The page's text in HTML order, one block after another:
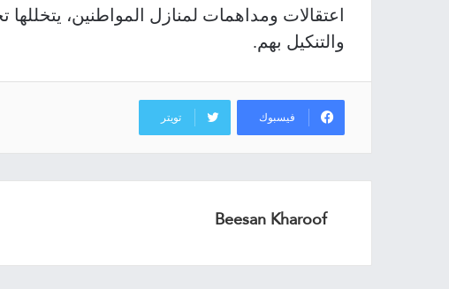
اعتقالات ومداهمات لمنازل المواطنين،
والتنكيل بهم.
فيسبوك تويتر
Beesan Kharoof